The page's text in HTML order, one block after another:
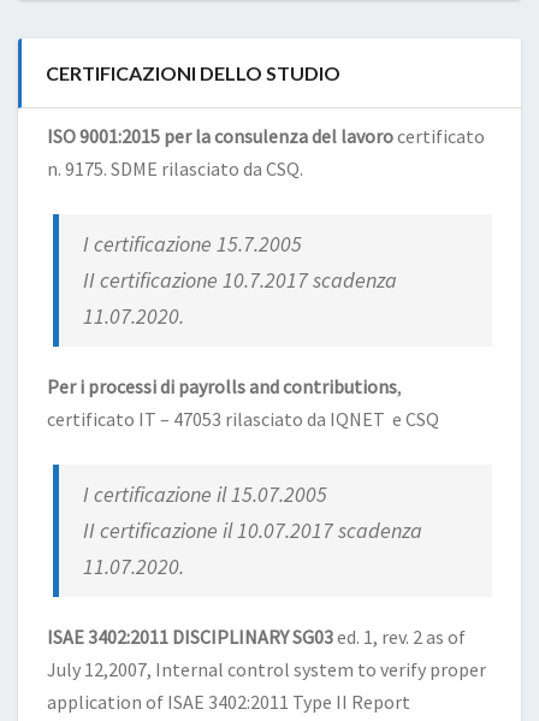
CERTIFICAZIONI DELLO STUDIO
ISO 9001:2015 per la consulenza del lavorocertificato
n. 9175. SDME rilasciato da CSQ.
I certificazione 15.7.2005
II certificazione 10.7.2017 scadenza
11.07.2020.
Per i processi di payrolls and contributions,
certificato IT – 47053 rilasciato da IQNET e CSQ
I certificazione il 15.07.2005
II certificazione il 10.07.2017 scadenza
11.07.2020.
ISAE 3402:2011 DISCIPLINARY SG03ed. 1, rev. 2 as of
July 12,2007, Internal control system to verify proper
application of ISAE 3402:2011 Type II Report